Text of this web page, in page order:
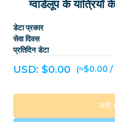
ग्वाडेलूप के यात्रियों
डेटा प्रकार
सेवा दिवस
प्रतिदिन डेटा
USD: $0.00 (≈$0.00 /
अभी